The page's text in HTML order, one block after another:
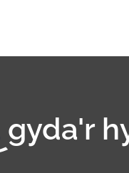
gyda'r